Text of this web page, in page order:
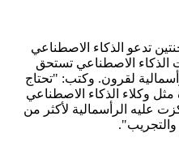
تدعو الذكاء الاصطناعي
الاصطناعي تستحق
لقرون. وكتب: "تحتاج
وكلاء الذكاء الاصطناعي
عليه الرأسمالية لأكثر من